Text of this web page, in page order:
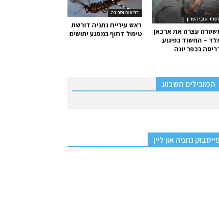
בריאות וסביבה
ראש עיריית נתניה דורשת
טיפול דחוף במפגע יתושים
ישובי השרון
עצרה את ארכאן
– החשוד בפיגוע
בכפר יונה
המובילים השבוע
פייסבוק נתניה און ליין